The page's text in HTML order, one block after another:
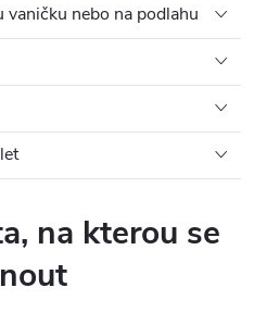
vaničku nebo na podlahu
na kterou se